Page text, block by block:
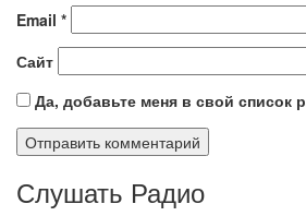
Email *
Сайт
Да, добавьте меня в свой список
Слушать Радио